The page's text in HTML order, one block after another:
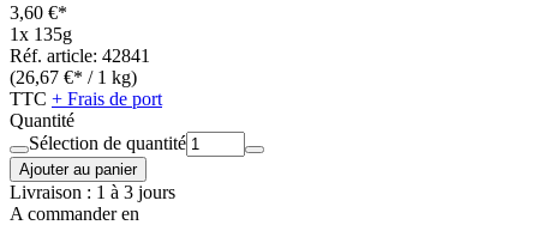
3,60 €*
1x 135g
Réf. article: 42841
(26,67 €* / 1 kg)
TTC + Frais de port
Quantité
Sélection de quantité
Ajouter au panier
Livraison : 1 à 3 jours
A commander en